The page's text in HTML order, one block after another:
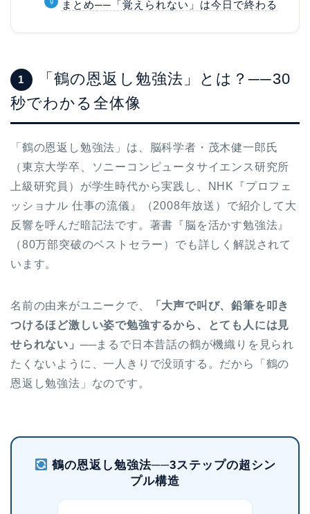
まとめ──「覚えられない」は今日で終わる
1
「鶴の恩返し勉強法」とは？──30
秒でわかる全体像
「鶴の恩返し勉強法」は、脳科学者・茂木健一郎氏
（東京大学卒、ソニーコンピュータサイエンス研究所
上級研究員）が学生時代から実践し、NHK『プロフェ
ッショナル 仕事の流儀』（2008年放送）で紹介して大
反響を呼んだ暗記法です。著書『脳を活かす勉強法』
（80万部突破のベストセラー）でも詳しく解説されて
います。
名前の由来がユニークで、
「大声で叫び、鉛筆を叩き
つけるほど激しい姿で勉強するから、とても人には見
せられない」 ──まるで日本昔話の鶴が機織りを見られ
たくないように、一人きりで没頭する。だから「鶴の
恩返し勉強法」なのです。
鶴の恩返し勉強法──3ステップの超シン
プル構造